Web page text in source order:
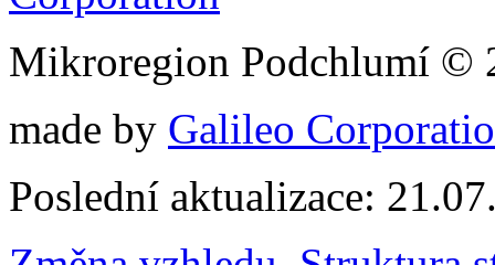
Mikroregion Podchlumí ©
made by Galileo
Poslední aktualizace: